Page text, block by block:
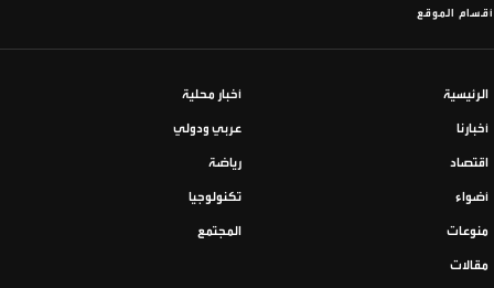
أقسام الموقع
الرئيسية أخبار محلية
أخبارنا عربي ودولي
اقتصاد رياضة
أضواء تكنولوجيا
منوعات المجتمع
مقالات